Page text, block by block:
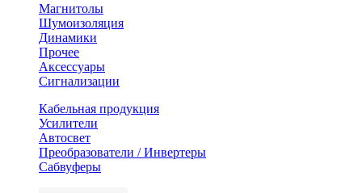
Магнитолы
Шумоизоляция
Динамики
Прочее
Аксессуары
Сигнализации
Кабельная продукция
Усилители
Автосвет
Преобразователи / Инвертеры
Сабвуферы